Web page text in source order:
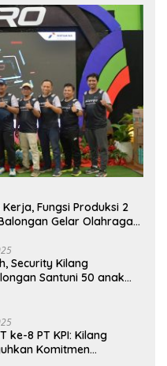
Fungsi Produksi 2
Gelar Olahraga
Security Kilang
Santuni 50 anak
ke-8 PT KPI: Kilang
Komitmen